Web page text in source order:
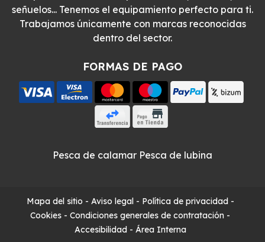
señuelos... Tenemos el equipamiento perfecto para ti.
Trabajamos únicamente con marcas reconocidas
dentro del sector.
FORMAS DE PAGO
Pesca de calamar Pesca de lubina
Mapa del sitio - Aviso legal- Política de privacidad-
Cookies - Condiciones generales de contratación -
Accesibilidad- Área Interna